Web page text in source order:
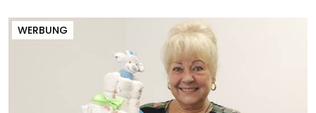
WERBUNG